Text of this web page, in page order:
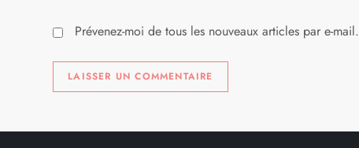
Prévenez-moi de tous les nouveaux articles par e-mail.